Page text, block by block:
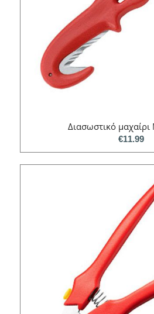
Διασωστικό μαχαίρι
€11.99